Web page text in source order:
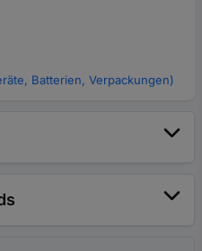
Batterien, Verpackungen)